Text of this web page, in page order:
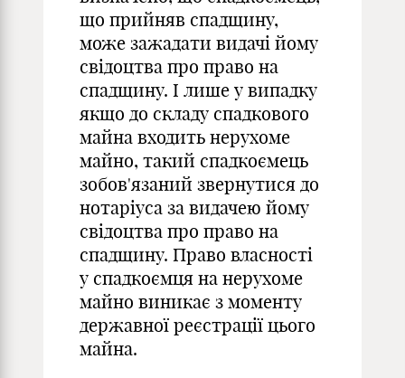
що прийняв спадщину,
може зажадати видачі йому
свідоцтва про право на
спадщину. І лише у випадку
якщо до складу спадкового
майна входить нерухоме
майно, такий спадкоємець
зобов'язаний звернутися до
нотаріуса за видачею йому
свідоцтва про право на
спадщину. Право власності
у спадкоємця на нерухоме
майно виникає з моменту
державної реєстрації цього
майна.